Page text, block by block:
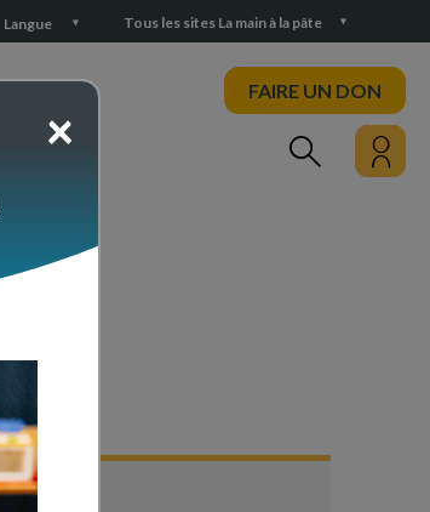
Langue Tous les sites La main à la pâte
FAIRE UN DON
×